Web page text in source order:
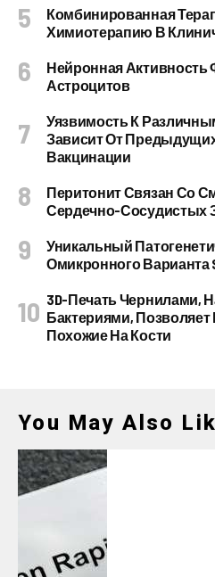
Комбинированная
Химиотерапию В
Нейронная Активность
Астроцитов
Уязвимость К
Зависит От
Вакцинации
Перитонит Связан Со
Сердечно-Сосудистых
Уникальный
Омикронного Варианта
3D-Печать
Бактериями,
Похожие На Кости
You May Also